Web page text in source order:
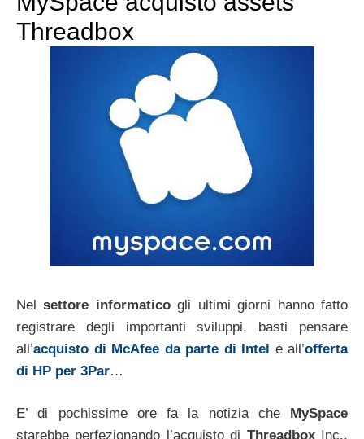
Threadbox
Nelsettore informaticogli ultimi giorni hanno fatto
registrare degli importanti sviluppi, basti pensare
all’acquisto di McAfee da parte di Intel e all’offerta
di HP per 3Par…
E’ di pochissime ore fa la notizia che
MySpace
starebbe perfezionando l’acquisto di ThreadboxInc.,